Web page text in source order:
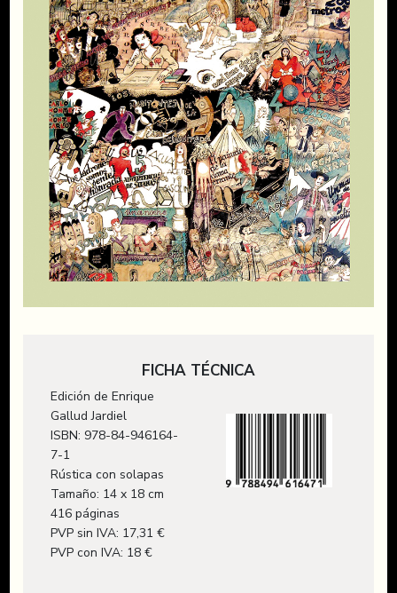
FICHA TÉCNICA
Edición de Enrique
Gallud Jardiel
ISBN: 978-84-946164-
7-1
Rústica con solapas
Tamaño: 14 x 18 cm
416 páginas
PVP sin IVA: 17,31 €
PVP con IVA: 18 €